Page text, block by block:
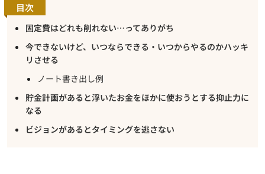
目次
固定費はどれも削れない…ってありがち
今できないけど、いつならできる・いつからやるのかハッキ
リさせる
ノート書き出し例
貯金計画があると浮いたお金をほかに使おうとする抑止力に
なる
ビジョンがあるとタイミングを逃さない